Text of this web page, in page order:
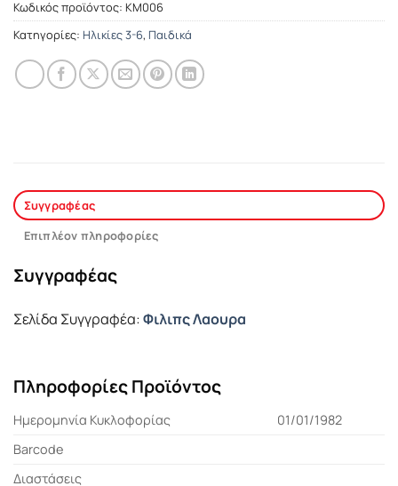
Κωδικός προϊόντος: ΚΜ006
Κατηγορίες: Ηλικίες 3-6, Παιδικά
Συγγραφέας
Επιπλέον πληροφορίες
Συγγραφέας
Σελίδα Συγγραφέα:Φιλιπς Λαουρα
Πληροφορίες Προϊόντος
Ημερομηνία Κυκλοφορίας
01/01/1982
Barcode
Διαστάσεις